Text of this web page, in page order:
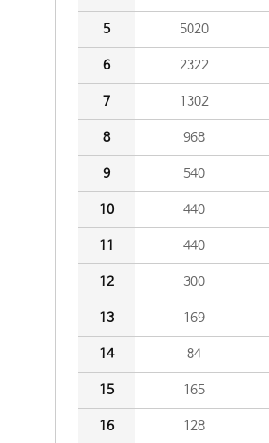
5 5020
6 2322
7 1302
8 968
9 540
10 440
11 440
12 300
13 169
14 84
15 165
16 128